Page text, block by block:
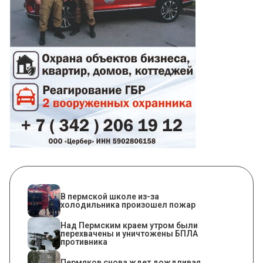
​В пермской школе из-за
холодильника произошел пожар
Над Пермским краем утром были
перехвачены и уничтожены БПЛА
противника